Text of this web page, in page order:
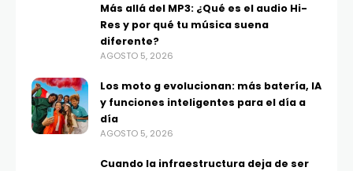
Más allá del MP3: ¿Qué es el audio Hi-
Res y por qué tu música suena
diferente?
AGOSTO 5, 2026
Los moto g evolucionan: más batería, IA
y funciones inteligentes para el día a
día
AGOSTO 5, 2026
Cuando la infraestructura deja de ser